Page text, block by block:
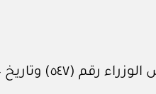
٣٠ /٣ /١٣٩٦هـ.